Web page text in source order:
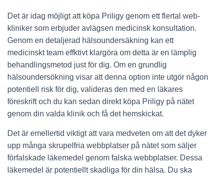
Det är idag möjligt att köpa Priligy genom ett flertal web-
kliniker som erbjuder avlägsen medicinsk konsultation.
Genom en detaljerad hälsoundersäkning kan ett
medicinskt team effktivt klargöra om detta är en lämplig
behandlingsmetod just för dig. Om en grundlig
hälsoundersökning visar att denna option inte utgör någon
potentiell risk för dig, valideras den med en läkares
föreskrift och du kan sedan direkt köpa Priligy på nätet
genom din valda klinik och få det hemskickat.
Det är emellertid viktigt att vara medveten om att det dyker
upp många skrupelfria webbplatser på nätet som säljer
förfalskade läkemedel genom falska webbplatser. Dessa
läkemedel är potentiellt skadliga för din hälsa. Du ska